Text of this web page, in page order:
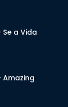
Se a Vida
Amazing